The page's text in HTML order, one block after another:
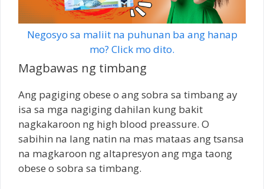
Negosyo sa maliit na puhunan ba ang hanap
mo? Click mo dito.
Magbawas ng timbang
Ang pagiging obese o ang sobra sa timbang ay
isa sa mga nagiging dahilan kung bakit
nagkakaroon ng high blood preassure. O
sabihin na lang natin na mas mataas ang tsansa
na magkaroon ng altapresyon ang mga taong
obese o sobra sa timbang.